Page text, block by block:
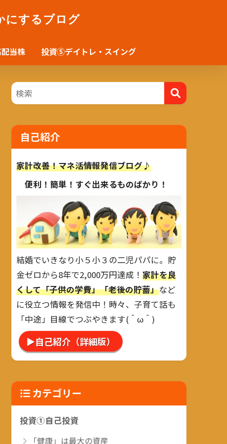
にするブログ
当株 投資⑤デイトレ・スイング
自己紹介
家計改善！マネ活情報発信ブログ♪
便利！簡単！すぐ出来るものばかり！
結婚でいきなり小５小３の二児パパに。貯
金ゼロから8年で2,000万円達成！ 家計を良
くして「子供の学費」「老後の貯蓄」など
に役立つ情報を発信中！時々、子育て話も
「中途」目線でつぶやきます(＾ω＾)
▶自己紹介（詳細版）
カテゴリー
投資①自己投資
「健康」は最大の資産